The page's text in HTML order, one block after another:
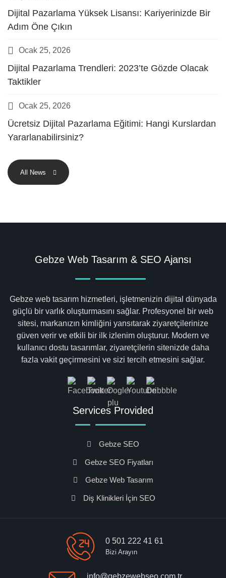
Dijital Pazarlama Yüksek Lisansı: Kariyerinizde Bir
Adım Öne Çıkın
Ocak 25, 2026
Dijital Pazarlama Trendleri: 2023’te Gözde Olacak
Taktikler
Ocak 25, 2026
Ücretsiz Dijital Pazarlama Eğitimi: Hangi Kurslardan
Yararlanabilirsiniz?
All News
Gebze Web Tasarım & SEO Ajansı
Gebze web tasarım hizmetleri, işletmenizin dijital dünyada
güçlü bir varlık oluşturmasını sağlar. Profesyonel bir web
sitesi, markanızın kimliğini yansıtarak ziyaretçilerinize
güven verir ve etkili bir ilk izlenim oluşturur. Modern ve
kullanıcı dostu tasarımlar, ziyaretçilerin sitenizde daha
fazla vakit geçirmesini ve sizi tercih etmesini sağlar.
Services Provided
Gebze SEO
Gebze SEO Fiyatları
Gebze Web Tasarım
Diş Klinikleri İçin SEO
0 501 222 41 61
Bizi Arayın
info@gebzewebseo.com.tr